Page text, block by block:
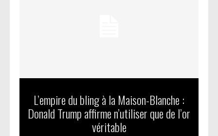
L’empire du bling à la Maison-Blanche :
Donald Trump affirme n’utiliser que de l’or
véritable